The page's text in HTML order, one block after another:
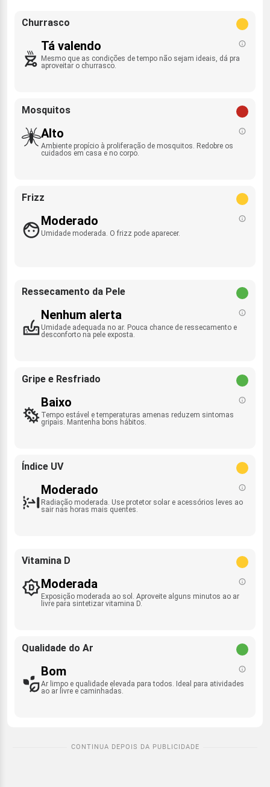
Churrasco
Tá valendo
Mesmo que as condições de tempo não sejam ideais, dá pra
aproveitar o churrasco.
Mosquitos
Alto
Ambiente propício à proliferação de mosquitos. Redobre os
cuidados em casa e no corpo.
Frizz
Moderado
Umidade moderada. O frizz pode aparecer.
Ressecamento da Pele
Nenhum alerta
Umidade adequada no ar. Pouca chance de ressecamento e
desconforto na pele exposta.
Gripe e Resfriado
Baixo
Tempo estável e temperaturas amenas reduzem sintomas
gripais. Mantenha bons hábitos.
Índice UV
Moderado
Radiação moderada. Use protetor solar e acessórios leves ao
sair nas horas mais quentes.
Vitamina D
Moderada
Exposição moderada ao sol. Aproveite alguns minutos ao ar
livre para sintetizar vitamina D.
Qualidade do Ar
Bom
Ar limpo e qualidade elevada para todos. Ideal para atividades
ao ar livre e caminhadas.